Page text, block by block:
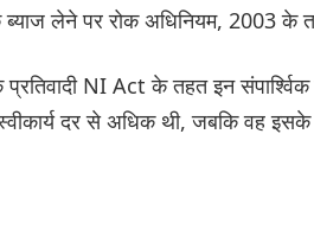
लेने पर रोक अधिनियम, 2003 के
NI Act के तहत इन
दर से अधिक थी, जबकि वह